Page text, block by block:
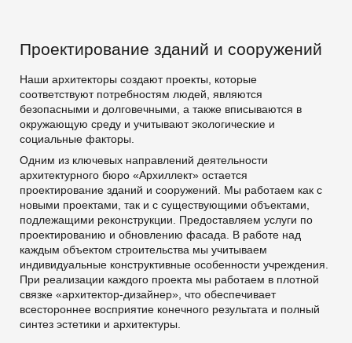
Проектирование зданий и сооружений
Наши архитекторы создают проекты, которые
соответствуют потребностям людей, являются
безопасными и долговечными, а также вписываются в
окружающую среду и учитывают экологические и
социальные факторы.
Одним из ключевых направлений деятельности
архитектурного бюро «Архиллект» остается
проектирование зданий и сооружений. Мы работаем как с
новыми проектами, так и с существующими объектами,
подлежащими реконструкции. Предоставляем услуги по
проектированию и обновлению фасада. В работе над
каждым объектом строительства мы учитываем
индивидуальные конструктивные особенности учреждения.
При реализации каждого проекта мы работаем в плотной
связке «архитектор-дизайнер», что обеспечивает
всестороннее восприятие конечного результата и полный
синтез эстетики и архитектуры.
ОТПРАВИТЬ